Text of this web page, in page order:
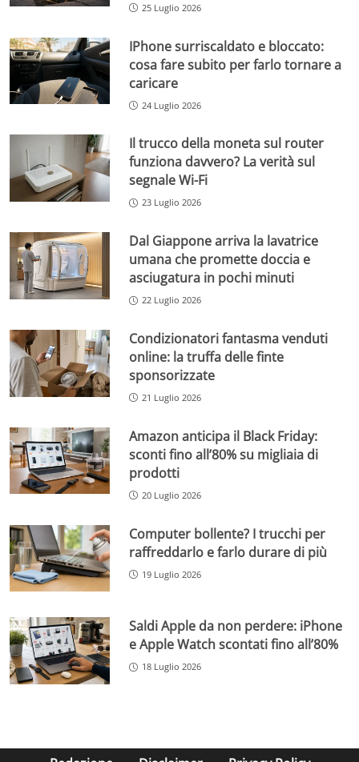
25 Luglio 2026
IPhone surriscaldato e bloccato:
cosa fare subito per farlo tornare a
caricare
24 Luglio 2026
Il trucco della moneta sul router
funziona davvero? La verità sul
segnale Wi-Fi
23 Luglio 2026
Dal Giappone arriva la lavatrice
umana che promette doccia e
asciugatura in pochi minuti
22 Luglio 2026
Condizionatori fantasma venduti
online: la truffa delle finte
sponsorizzate
21 Luglio 2026
Amazon anticipa il Black Friday:
sconti fino all’80% su migliaia di
prodotti
20 Luglio 2026
Computer bollente? I trucchi per
raffreddarlo e farlo durare di più
19 Luglio 2026
Saldi Apple da non perdere: iPhone
e Apple Watch scontati fino all’80%
18 Luglio 2026